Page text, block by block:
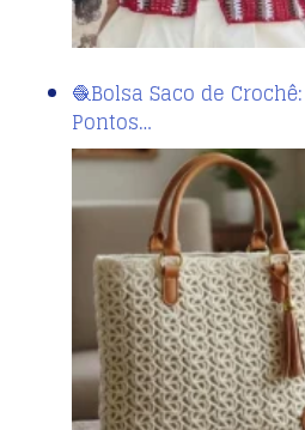
🧶Bolsa Saco de
Pontos…